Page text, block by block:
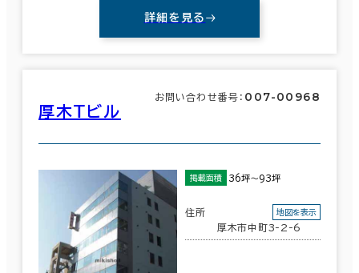
詳細を見る
厚木Ｔビル
お問い合わせ番号： 007-00968
掲載面積 36坪～93坪
住所
厚木市中町3-2-6
地図を表示